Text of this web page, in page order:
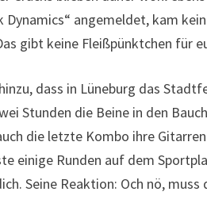
Dynamics“ angemeldet, kam
gibt keine Fleißpünktchen für
dass in Lüneburg das
Stunden die Beine in den
die letzte Kombo ihre
einige Runden auf dem
Seine Reaktion: Och nö, muss